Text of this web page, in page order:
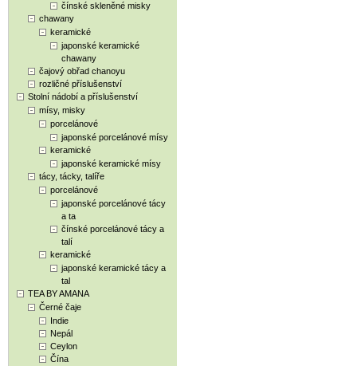
čínské skleněné misky
chawany
keramické
japonské keramické
chawany
čajový obřad chanoyu
rozličné příslušenství
Stolní nádobí a příslušenství
mísy, misky
porcelánové
japonské porcelánové mísy
keramické
japonské keramické mísy
tácy, tácky, talíře
porcelánové
japonské porcelánové tácy
a ta
čínské porcelánové tácy a
talí
keramické
japonské keramické tácy a
tal
TEA BY AMANA
Černé čaje
Indie
Nepál
Ceylon
Čína